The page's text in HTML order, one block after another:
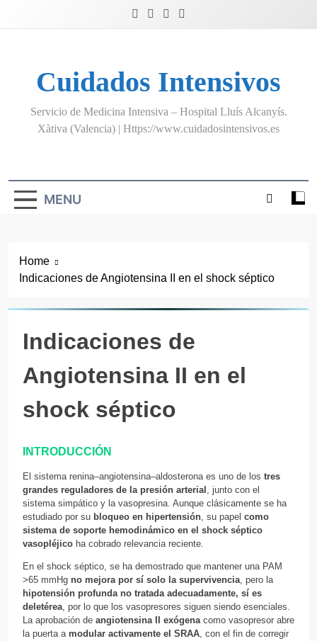
Cuidados Intensivos
Servicio de Medicina Intensiva – Hospital Lluís Alcanyís.
Xàtiva (Valencia) | Https://www.cuidadosintensivos.es
MENU
Home
Indicaciones de Angiotensina II en el shock séptico
Indicaciones de
Angiotensina II en el
shock séptico
INTRODUCCIÓN
El sistema renina–angiotensina–aldosterona es uno de los tres
grandes reguladores de la presión arterial , junto con el
sistema simpático y la vasopresina. Aunque clásicamente se ha
estudiado por su bloqueo en hipertensión, su papel como
sistema de soporte hemodinámico en el shock séptico
vasopléjico ha cobrado relevancia reciente.
En el shock séptico, se ha demostrado que mantener una PAM
>65 mmHg no mejora por sí solo la supervivencia, pero la
hipotensión profunda no tratada adecuadamente, sí es
deletérea, por lo que los vasopresores siguen siendo esenciales.
La aprobación de angiotensina II exógena como vasopresor abre
la puerta a modular activamente el SRAA, con el fin de corregir